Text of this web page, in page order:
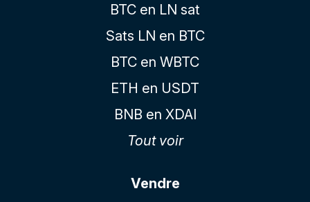
BTC en LN sat
Sats LN en BTC
BTC en WBTC
ETH en USDT
BNB en XDAI
Tout voir
Vendre